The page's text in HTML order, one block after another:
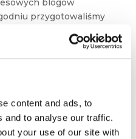
content and ads, to
and to analyse our traffic.
your use of our site with
blogów
przygotowaliśmy
oraz Jacka...